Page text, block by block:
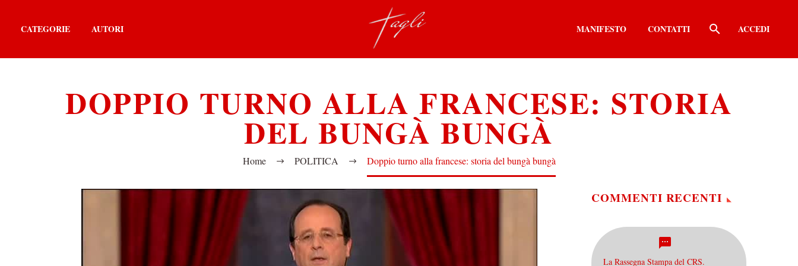
CATEGORIE AUTORI MANIFESTO CONTATTI ACCEDI
DOPPIO TURNO ALLA FRANCESE: STORIA
DEL BUNGÀ BUNGÀ
Home POLITICA Doppio turno alla francese: storia del bungà bungà
COMMENTI RECENTI
La Rassegna Stampa del CRS.